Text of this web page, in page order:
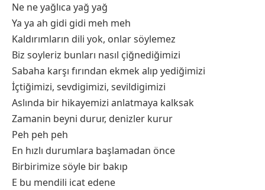
Ne ne yağlıca yağ yağ
Ya ya ah gidi gidi meh meh
Kaldırımların dili yok, onlar söylemez
Biz soyleriz bunları nasıl çiğnediğimizi
Sabaha karşı fırından ekmek alıp yediğimizi
İçtiğimizi, sevdigimizi, sevildigimizi
Aslında bir hikayemizi anlatmaya kalksak
Zamanin beyni durur, denizler kurur
Peh peh peh
En hızlı durumlara başlamadan önce
Birbirimize söyle bir bakıp
E bu mendili icat edene